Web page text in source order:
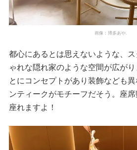
画像：博多あや.
都心にあるとは思えないような、
ゃれな隠れ家のような空間が広が
とにコンセプトがあり装飾なども
ンティークがモチーフだそう。座
座れますよ！